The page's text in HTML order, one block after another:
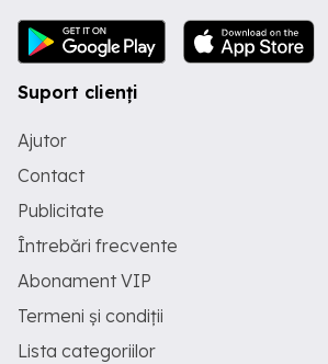
Suport clienți
Ajutor
Contact
Publicitate
Întrebări frecvente
Abonament VIP
Termeni și condiții
Lista categoriilor